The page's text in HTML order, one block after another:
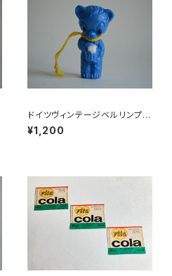
ドイツヴィンテージベルリンプラ
ベア青29
¥1,200